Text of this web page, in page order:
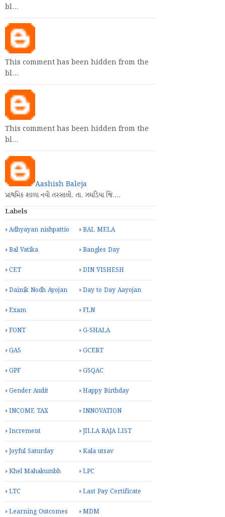
bl…
This comment has been hidden from the
bl…
This comment has been hidden from the
bl…
Aashish Baleja
પ્રાથમિક શાળા નવી તરસાલી. તા. ઝઘડિયા જિ.…
Labels
Adhyayan nishpattio BAL MELA
Bal Vatika Bangles Day
CET DIN VISHESH
Dainik Nodh Ayojan Day to Day Aayojan
Exam FLN
FONT G-SHALA
GAS GCERT
GPF GSQAC
Gender Audit Happy Birthday
INCOME TAX INNOVATION
Increment JILLA RAJA LIST
Joyful Saturday Kala utsav
Khel Mahakumbh LPC
LTC Last Pay Certificate
Learning Outcomes MDM